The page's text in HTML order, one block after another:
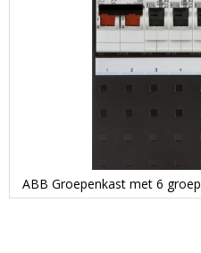
ABB Groepenkast met 6